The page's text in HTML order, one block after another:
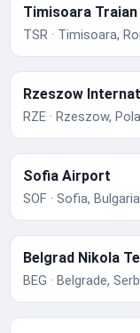
Timisoara
TSR · Timisoara,
Rzeszow
RZE · Rzeszow,
Sofia Airport
SOF · Sofia, Bulgaria
Belgrad Nikola
BEG · Belgrade,